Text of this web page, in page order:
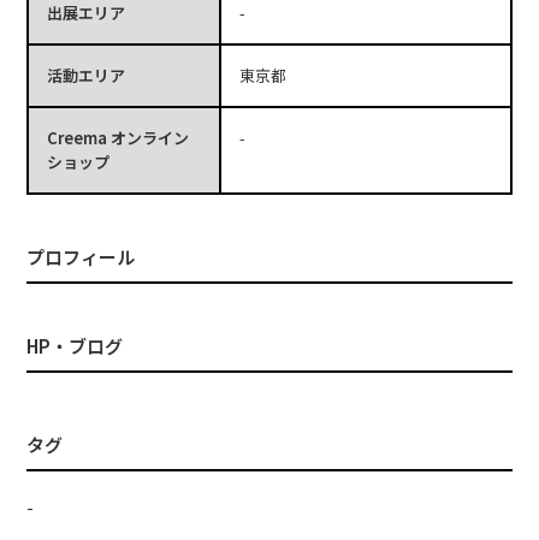
出展エリア -
活動エリア 東京都
Creema オンライン
ショップ
-
プロフィール
HP・ブログ
タグ
-